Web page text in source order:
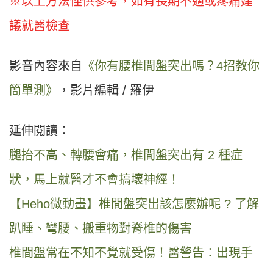
議就醫檢查
影音內容來自
《你有腰椎間盤突出嗎？4招教你
簡單測》
，影片編輯 / 羅伊
延伸閱讀：
腿抬不高、轉腰會痛，椎間盤突出有 2 種症
狀，馬上就醫才不會搞壞神經！
【Heho微動畫】椎間盤突出該怎麼辦呢 ? 了解
趴睡、彎腰、搬重物對脊椎的傷害
椎間盤常在不知不覺就受傷！醫警告：出現手